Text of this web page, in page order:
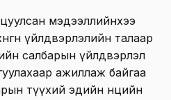
мэдээллийнхээ
үйлдвэрлэлийн талаар
салбарын үйлдвэрлэл
ажиллаж байгаа
түүхий эдийн нөөцийн